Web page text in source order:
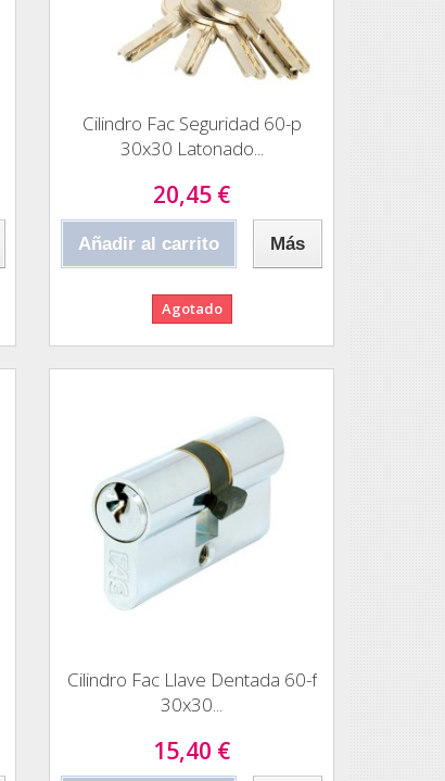
Cilindro Fac Seguridad 60-p
30x30 Latonado...
20,45 €
Añadir al carrito Más
Agotado
Cilindro Fac Llave Dentada 60-f
30x30...
15,40 €